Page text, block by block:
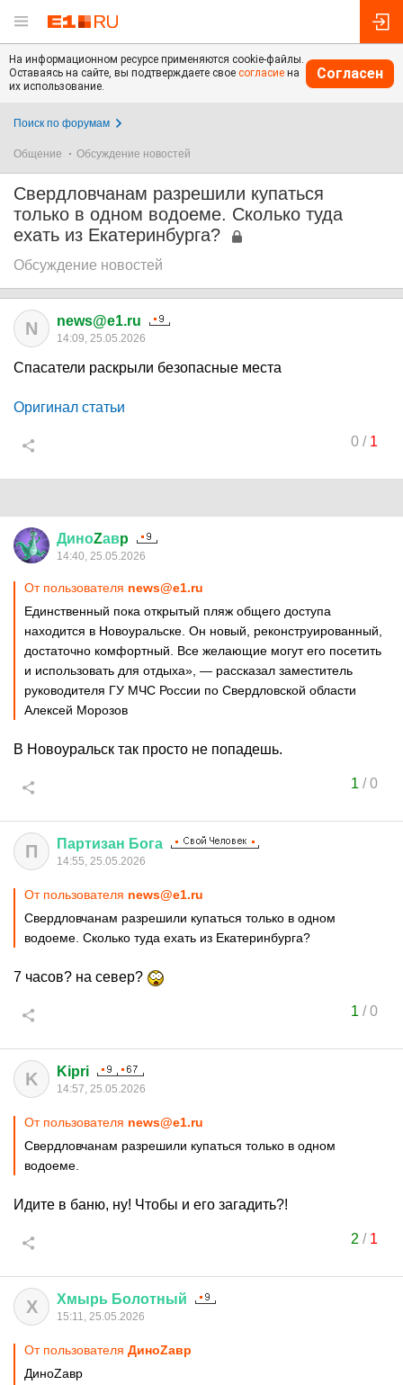
На информационном ресурсе применяются cookie-файлы.
Оставаясь на сайте, вы подтверждаете свое согласие на
их использование.
Согласен
Поиск по форумам
Общение Обсуждение новостей
Свердловчанам разрешили купаться
только в одном водоеме. Сколько туда
ехать из Екатеринбурга?
Обсуждение новостей
N news@e1.ru
14:09, 25.05.2026
Спасатели раскрыли безопасные места
Оригинал статьи
0/ 1
ДиноZавp
14:40, 25.05.2026
От пользователя news@e1.ru
Единственный пока открытый пляж общего доступа
находится в Новоуральске. Он новый, реконструированный,
достаточно комфортный. Все желающие могут его посетить
и использовать для отдыха», — рассказал заместитель
руководителя ГУ МЧС России по Свердловской области
Алексей Морозов
В Новоуральск так просто не попадешь.
1 /0
П Партизан Бога
14:55, 25.05.2026
От пользователя news@e1.ru
Свердловчанам разрешили купаться только в одном
водоеме. Сколько туда ехать из Екатеринбурга?
7 часов? на север?
1 /0
K Kipri
14:57, 25.05.2026
От пользователя news@e1.ru
Свердловчанам разрешили купаться только в одном
водоеме.
Идите в баню, ну! Чтобы и его загадить?!
2 / 1
Х Хмырь Болотный
15:11, 25.05.2026
От пользователя ДиноZавp
ДиноZавp